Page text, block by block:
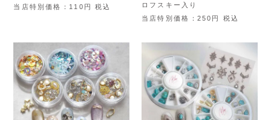
当店特別価格
110 税込
ロフスキー入り
当店特別価格
250 税込